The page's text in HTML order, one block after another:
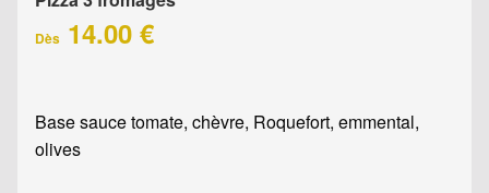
Dès 14.00 €
Base sauce tomate, chèvre, Roquefort, emmental,
olives